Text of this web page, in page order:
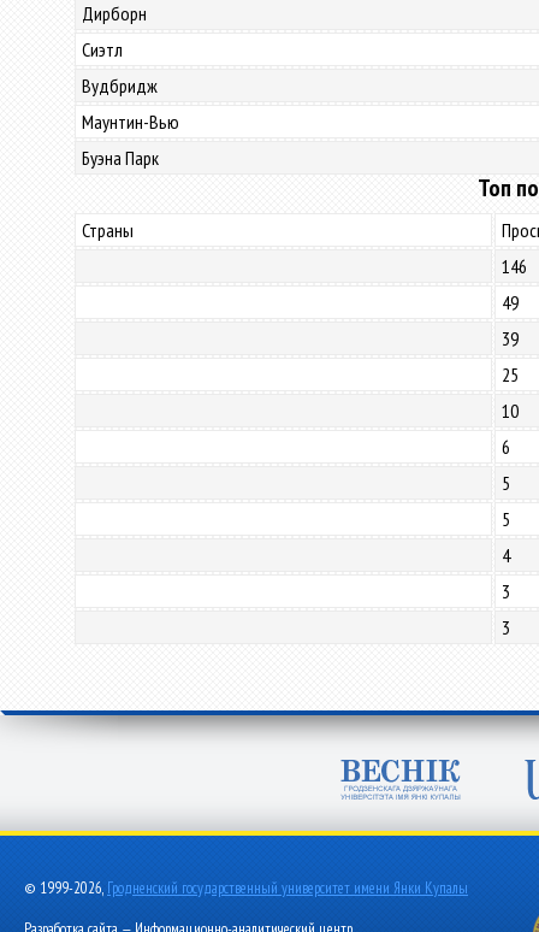
Дирборн
Сиэтл
Вудбридж
Маунтин-Вью
Буэна Парк
Топ
Страны
146
49
39
25
10
6
5
5
4
3
3
© 1999-2026, Гродненский государственный университет имени Янки Купалы